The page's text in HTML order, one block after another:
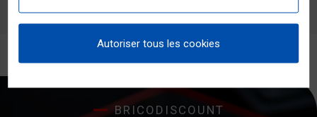
BRICODISCOUNT
Autoriser tous les cookies